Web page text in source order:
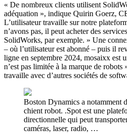
« De nombreux clients utilisent
adéquation », indique Quirin Goerz,
L’utilisateur travaille sur notre
n’avons pas, il peut acheter des
SolidWorks, par exemple. » Une
– où l’utilisateur est abonné – puis il
ligne en septembre 2024, mosaixx est
n’est pas limitée à la marque de
travaille avec d’autres sociétés de
Boston Dynamics a notamment
chient robot. .Spot est une
directionnelle qui peut
caméras, laser, radio, …